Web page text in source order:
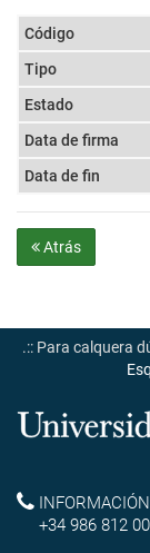
Código
Tipo
Estado
Data de firma
Data de fin
Atrás
.:: Para calquera
Vigo
Reitoría
+34 986 812